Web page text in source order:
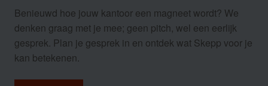
Benieuwd hoe jouw kantoor een magneet wordt? We
denken graag met je mee; geen pitch, wel een eerlijk
gesprek. Plan je gesprek in en ontdek wat Skepp voor je
kan betekenen.